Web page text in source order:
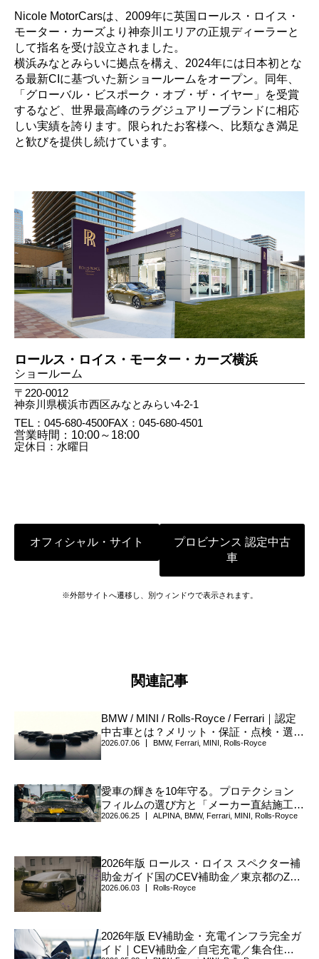
Nicole MotorCarsは、2009年に英国ロールス・ロイス・
モーター・カーズより神奈川エリアの正規ディーラーと
して指名を受け設立されました。
横浜みなとみらいに拠点を構え、2024年には日本初とな
る最新CIに基づいた新ショールームをオープン。同年、
「グローバル・ビスポーク・オブ・ザ・イヤー」を受賞
するなど、世界最高峰のラグジュアリーブランドに相応
しい実績を誇ります。
限られたお客様へ、比類なき満足
と歓びを提供し続けています。
ロールス・ロイス・モーター・カーズ横浜
ショールーム
〒220-0012
神奈川県横浜市西区みなとみらい4-2-1
TEL：045-680-4500FAX：045​-680​-4501
営業時間：10:00～18:00
定休日：水曜日
オフィシャル・サイト
プロビナンス 認定中古
車
※外部サイトへ遷移し、別ウィンドウで表示されます。
関連記事
BMW / MINI / Rolls-Royce / Ferrari｜認定
中古車とは？メリット・保証・点検・選び
方について
2026.07.06 BMW,Ferrari ,MINI ,Rolls-Royce
愛車の輝きを10年守る。プロテクション
フィルムの選び方と「メーカー直結施工」
の真価
2026.06.25 ALPINA ,BMW,Ferrari ,MINI ,Rolls-Royce
2026年版 ロールス・ロイス スペクター補
助金ガイド国のCEV補助金／東京都のZEV
助成／神奈川・横浜の充電設備支援まで、
2026.06.03 Rolls-Royce
2026年版 EV補助金・充電インフラ完全ガ
イド｜CEV補助金／自宅充電／集合住宅